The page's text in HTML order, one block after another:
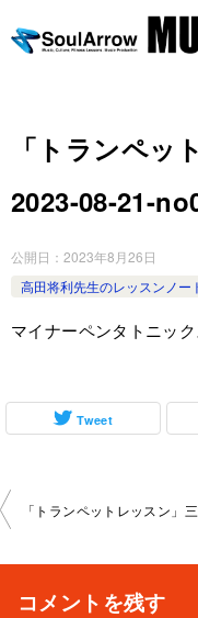
「トランペッ
2023-08-21-
公開日： 2023年8月26日
高田将利先生のレッスンノー
マイナーペンタトニッ
Tweet
投
コメントを残す